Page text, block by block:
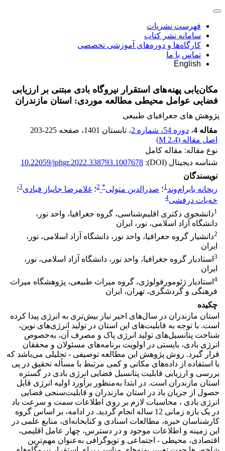
فهرست نشریات
سامانه نشر کتاب
کارگاه‌ها و دوره‌های آموزشی تخصصی
تماس با ما
English
مکان‌یابی پهنه‌های استقرار نیروگاه بادی مبتنی بر ارزیابی
فضایی عوامل محیطی مطالعه موردی: استان مازندران
پژوهش های جغرافیای طبیعی
مقاله 4
، دوره 54، شماره 2 ، تابستان 1401 ، صفحه 203-225
اصل مقاله (2.4 M
)
نوع مقاله: مقاله کامل
شناسه دیجیتال (DOI):
10.22059/jphgr.2022.338793.1007678
نویسندگان
ریحانه بایرام‌وند1؛ صدرالدین متولی*
2؛ غلامرضا جانباز قبادی3؛
خه‌بات درفشی4
1دانشجوی دکتری اقلیم‌شناسی، گروه جغرافیا، واحد نور،
دانشگاه آزاد اسلامی، نور، ایران
2دانشیار گروه جغرافیا، واحد نور، دانشگاه آزاد اسلامی، نور،
ایران
3 استادیار گروه جغرافیا، واحد نور، دانشگاه آزاد اسلامی، نور،
ایران
4 استادیار ژئومورفولوژی، گروه میراث طبیعی، پژوهشگاه میراث
فرهنگی و گردشگری، تهران، ایران
چکیده
استان مازندران در سال‌های اخیر نیاز بیش‌تری به انرژی پیدا کرده
است. با توجه به قابلیت‌های این استان در تولید انرژی‌های نوین،
شناخت پتانسیل‌های تولید انرژی پاک و مصرف آن، به‌خصوص
انرژی بادی، بایستی در اولویت برنامه‌های مسئولان و محققان
قرار گیرد. روش پژوهش این مطالعه توصیفی - تحلیلی می‌باشد که
با استفاده از داده‌های مکانی و کمی مرتبط با مسأله تحقیق در پی
بررسی و ارزیابی قابلیت پتانسیل فضایی انرژی بادی در گستره
استان مازندران است. در ابتدا به‌منظور برآورد اولیه انرژی قابل
حصول از جریان باد در استان مازندران و قابلیت‌سنجی فضایی
انرژی بادی ، محاسبات لازم بر روی اطلاعات سمت و سرعت باد
در یک بازه زمانی 12 ساله انجام گردید. در ادامه، بر اساس گروه
کارشناسان خبره، مطالعات اسنادی و کتابخانه‌ای، منابع علمی در
این زمینه و اطلاعات موجود و در دسترس، چهار عامل اقلیمی،
اقتصادی، محیطی - اجتماعی و توپوگرافی به‌عنوان مهم‌ترین